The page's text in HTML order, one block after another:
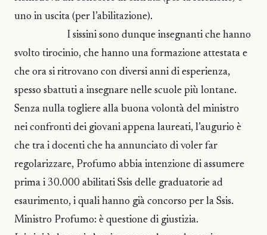
uno in uscita (per l’abilitazione).
I sissini sono dunque insegnanti che hanno
svolto tirocinio, che hanno una formazione attestata e
che ora si ritrovano con diversi anni di esperienza,
spesso sbattuti a insegnare nelle scuole più lontane.
Senza nulla togliere alla buona volontà del ministro
nei confronti dei giovani appena laureati, l’augurio è
che tra i docenti che ha annunciato di voler far
regolarizzare, Profumo abbia intenzione di assumere
prima i 30.000 abilitati Ssis delle graduatorie ad
esaurimento, i quali hanno già concorso per la Ssis.
Ministro Profumo: è questione di giustizia.